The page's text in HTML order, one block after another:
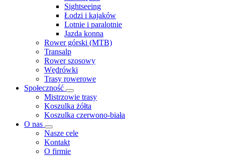
Sightseeing
Łodzi i kajaków
Lotnie i paralotnie
Jazda konna
Rower górski (MTB)
Transalp
Rower szosowy
Wędrówki
Trasy rowerowe
Społeczność
Mistrzowie trasy
Koszulka żółta
Koszulka czerwono-biała
O nas
Nasze cele
Kontakt
O firmie